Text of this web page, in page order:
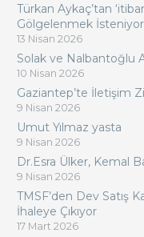
Türkan Aykaç’tan
Gölgelenmek
13 Nisan 2026
Solak ve Nalbantoğlu
10 Nisan 2026
Gaziantep’te İletişim
9 Nisan 2026
Umut Yılmaz yasta
9 Nisan 2026
Dr.Esra Ülker, Kemal
9 Nisan 2026
TMSF’den Dev Satış
İhaleye Çıkıyor
17 Mart 2026